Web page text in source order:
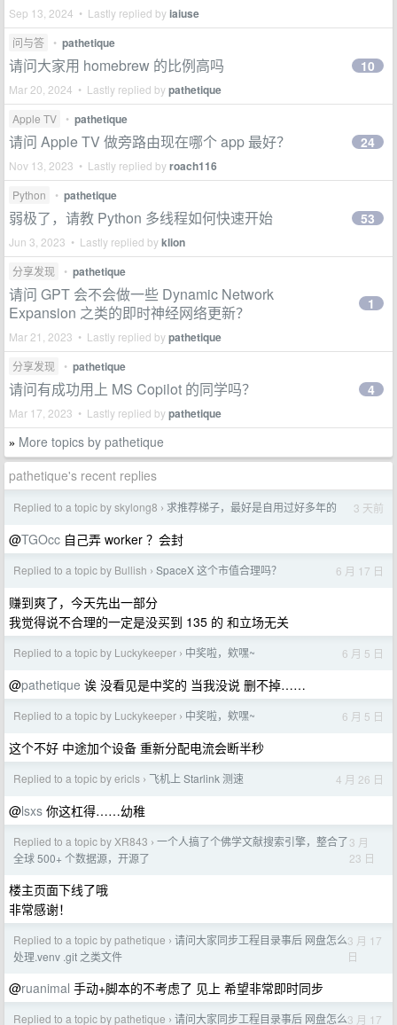
Sep 13, 2024 • Lastly replied byiaiuse
问与答 • pathetique
请问大家用 homebrew 的比例高吗
Mar 20, 2024 • Lastly replied bypathetique
10
Apple TV • pathetique
请问 Apple TV 做旁路由现在哪个 app 最好？
Nov 13, 2023 • Lastly replied byroach116
24
Python • pathetique
弱极了，请教 Python 多线程如何快速开始
Jun 3, 2023 • Lastly replied byklion
53
分享发现 • pathetique
请问 GPT 会不会做一些 Dynamic Network
Expansion 之类的即时神经网络更新？
Mar 21, 2023 • Lastly replied bypathetique
1
分享发现 • pathetique
请问有成功用上 MS Copilot 的同学吗？
Mar 17, 2023 • Lastly replied bypathetique
4
» More topics by pathetique
pathetique's recent replies
Replied to a topic by skylong8 › 求推荐梯子，最好是自用过好多年的 3 天前
@TGOcc 自己弄 worker ？会封
Replied to a topic by Bullish › SpaceX 这个市值合理吗？ 6 月 17 日
赚到爽了，今天先出一部分
我觉得说不合理的一定是没买到 135 的 和立场无关
Replied to a topic by Luckykeeper › 中奖啦，欸嘿~ 6 月 5 日
@pathetique 诶 没看见是中奖的 当我没说 删不掉……
Replied to a topic by Luckykeeper › 中奖啦，欸嘿~ 6 月 5 日
这个不好 中途加个设备 重新分配电流会断半秒
Replied to a topic by ericls › 飞机上 Starlink 测速 4 月 26 日
@lsxs 你这杠得……幼稚
Replied to a topic by XR843 › 一个人搞了个佛学文献搜索引擎，整合了
全球 500+ 个数据源，开源了
3 月
23 日
楼主页面下线了哦
非常感谢！
Replied to a topic by pathetique › 请问大家同步工程目录事后 网盘怎么
处理.venv .git 之类文件
3 月 17
日
@ruanimal 手动+脚本的不考虑了 见上 希望非常即时同步
Replied to a topic by pathetique › 请问大家同步工程目录事后 网盘怎么3 月 17